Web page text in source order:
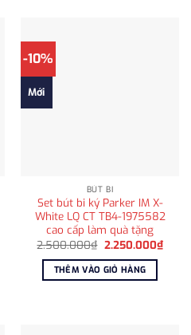
-10%
Mới
BÚT BI
Set bút bi ký Parker IM X-
White LQ CT TB4-1975582
cao cấp làm quà tặng
2.500.000₫ Giá
là:
2.500.000₫.
2.250.000₫Giá
hiện
THÊM VÀO GIỎ HÀNG